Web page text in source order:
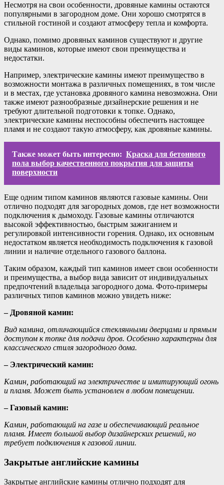
Несмотря на свои особенности, дровяные камины остаются
популярными в загородном доме. Они хорошо смотрятся в
стильной гостиной и создают атмосферу тепла и комфорта.
Однако, помимо дровяных каминов существуют и другие
виды каминов, которые имеют свои преимущества и
недостатки.
Например, электрические камины имеют преимущество в
возможности монтажа в различных помещениях, в том числе
и в местах, где установка дровяного камина невозможна. Они
также имеют разнообразные дизайнерские решения и не
требуют длительной подготовки к топке. Однако,
электрические камины неспособны обеспечить настоящее
пламя и не создают такую атмосферу, как дровяные камины.
Также может быть интересно: Краска для бетонного
пола выбор качественного покрытия для защиты
поверхности
Еще одним типом каминов являются газовые камины. Они
отлично подходят для загородных домов, где нет возможности
подключения к дымоходу. Газовые камины отличаются
высокой эффективностью, быстрым зажиганием и
регулировкой интенсивности горения. Однако, их основным
недостатком является необходимость подключения к газовой
линии и наличие отдельного газового баллона.
Таким образом, каждый тип каминов имеет свои особенности
и преимущества, а выбор вида зависит от индивидуальных
предпочтений владельца загородного дома. Фото-примеры
различных типов каминов можно увидеть ниже:
– Дровяной камин:
Вид камина, отличающийся стеклянными дверцами и прямым
доступом к топке для подачи дров. Особенно характерны для
классического стиля загородного дома.
– Электрический камин:
Камин, работающий на электричестве и имитирующий огонь
и пламя. Может быть установлен в любом помещении.
– Газовый камин:
Камин, работающий на газе и обеспечивающий реальное
пламя. Имеет большой выбор дизайнерских решений, но
требует подключения к газовой линии.
Закрытые английские камины
Закрытые английские камины отлично подходят для